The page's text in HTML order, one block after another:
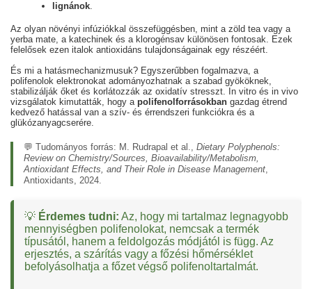
lignánok.
Az olyan növényi infúziókkal összefüggésben, mint a zöld tea vagy a
yerba mate, a katechinek és a klorogénsav különösen fontosak. Ezek
felelősek ezen italok antioxidáns tulajdonságainak egy részéért.
És mi a hatásmechanizmusuk? Egyszerűbben fogalmazva, a
polifenolok elektronokat adományozhatnak a szabad gyököknek,
stabilizálják őket és korlátozzák az oxidatív stresszt. In vitro és in vivo
vizsgálatok kimutatták, hogy a polifenolforrásokban gazdag étrend
kedvező hatással van a szív- és érrendszeri funkciókra és a
glükózanyagcserére.
💬 Tudományos forrás: M. Rudrapal et al., Dietary Polyphenols:
Review on Chemistry/Sources, Bioavailability/Metabolism,
Antioxidant Effects, and Their Role in Disease Management,
Antioxidants, 2024.
💡 Érdemes tudni: Az, hogy mi tartalmaz legnagyobb
mennyiségben polifenolokat, nemcsak a termék
típusától, hanem a feldolgozás módjától is függ. Az
erjesztés, a szárítás vagy a főzési hőmérséklet
befolyásolhatja a főzet végső polifenoltartalmát.